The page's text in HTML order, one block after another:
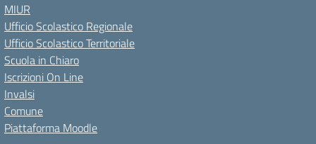
MIUR
Ufficio Scolastico Regionale
Ufficio Scolastico Territoriale
Scuola in Chiaro
Iscrizioni On Line
Invalsi
Comune
Piattaforma Moodle